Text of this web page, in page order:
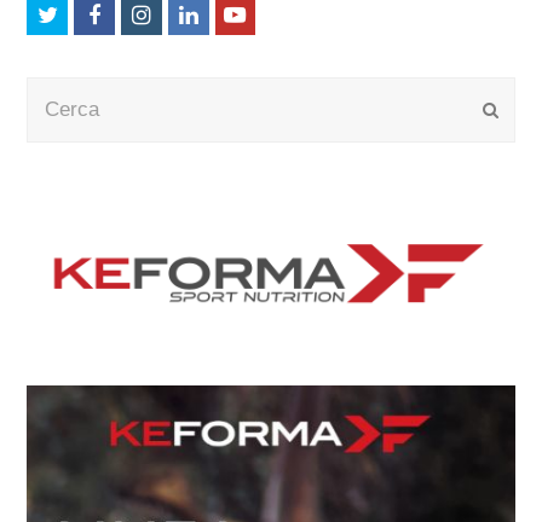
TwitterFacebookInstagram
LinkedInYoutube